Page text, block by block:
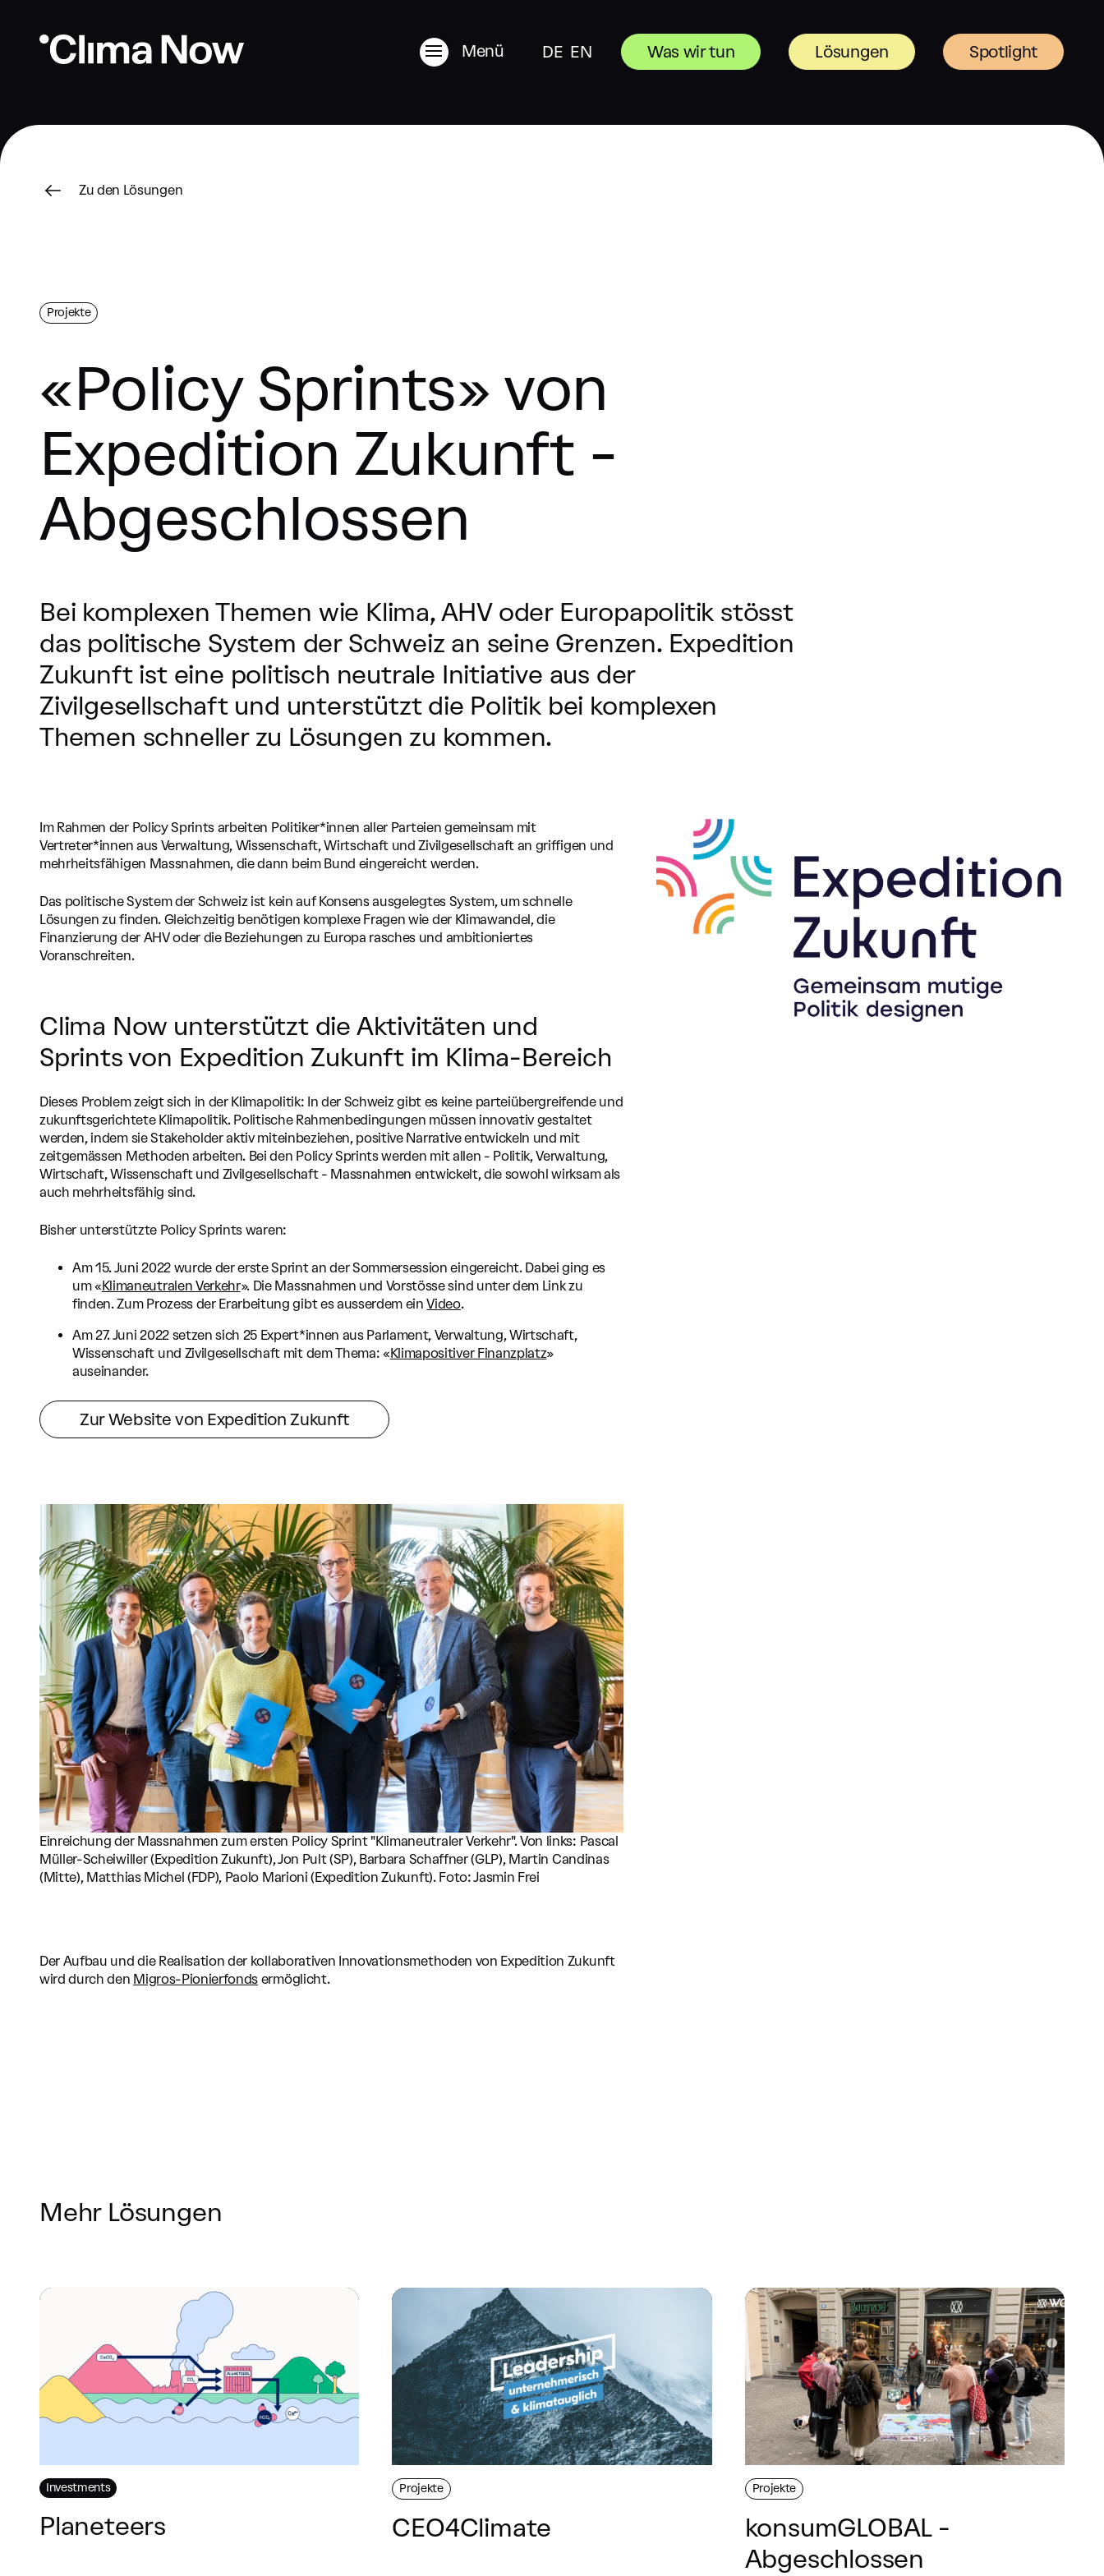
Menü DE EN Was wir tun Lösungen Spotlight
Zu den Lösungen
Projekte
«Policy Sprints» von
Expedition Zukunft -
Abgeschlossen
Bei komplexen Themen wie Klima, AHV oder Europapolitik stösst
das politische System der Schweiz an seine Grenzen. Expedition
Zukunft ist eine politisch neutrale Initiative aus der
Zivilgesellschaft und unterstützt die Politik bei komplexen
Themen schneller zu Lösungen zu kommen.
Im Rahmen der Policy Sprints arbeiten Politiker*innen aller Parteien gemeinsam mit
Vertreter*innen aus Verwaltung, Wissenschaft, Wirtschaft und Zivilgesellschaft an griffigen und
mehrheitsfähigen Massnahmen, die dann beim Bund eingereicht werden.
Das politische System der Schweiz ist kein auf Konsens ausgelegtes System, um schnelle
Lösungen zu finden. Gleichzeitig benötigen komplexe Fragen wie der Klimawandel, die
Finanzierung der AHV oder die Beziehungen zu Europa rasches und ambitioniertes
Voranschreiten.
Clima Now unterstützt die Aktivitäten und
Sprints von Expedition Zukunft im Klima-Bereich
Dieses Problem zeigt sich in der Klimapolitik: In der Schweiz gibt es keine parteiübergreifende und
zukunftsgerichtete Klimapolitik. Politische Rahmenbedingungen müssen innovativ gestaltet
werden, indem sie Stakeholder aktiv miteinbeziehen, positive Narrative entwickeln und mit
zeitgemässen Methoden arbeiten. Bei den Policy Sprints werden mit allen - Politik, Verwaltung,
Wirtschaft, Wissenschaft und Zivilgesellschaft - Massnahmen entwickelt, die sowohl wirksam als
auch mehrheitsfähig sind.
Bisher unterstützte Policy Sprints waren:
Am 15. Juni 2022 wurde der erste Sprint an der Sommersession eingereicht. Dabei ging es
um «Klimaneutralen Verkehr». Die Massnahmen und Vorstösse sind unter dem Link zu
finden. Zum Prozess der Erarbeitung gibt es ausserdem einVideo.
Am 27. Juni 2022 setzen sich 25 Expert*innen aus Parlament, Verwaltung, Wirtschaft,
Wissenschaft und Zivilgesellschaft mit dem Thema: «Klimapositiver Finanzplatz»
auseinander.
Zur Website von Expedition Zukunft
Einreichung der Massnahmen zum ersten Policy Sprint "Klimaneutraler Verkehr". Von links: Pascal
Müller-Scheiwiller (Expedition Zukunft), Jon Pult (SP), Barbara Schaffner (GLP), Martin Candinas
(Mitte), Matthias Michel (FDP), Paolo Marioni (Expedition Zukunft). Foto: Jasmin Frei
Der Aufbau und die Realisation der kollaborativen Innovationsmethoden von Expedition Zukunft
wird durch den Migros-Pionierfonds ermöglicht.
Mehr Lösungen
Investments
Planeteers
Projekte
CEO4Climate
Projekte
konsumGLOBAL -
Abgeschlossen